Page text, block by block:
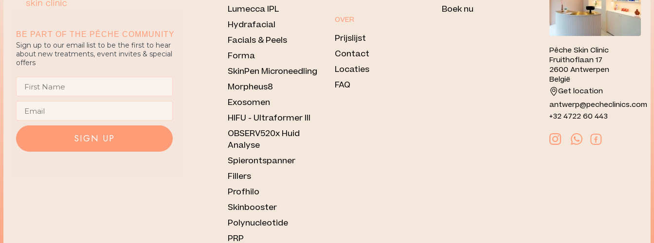
BE PART OF THE PÊCHE COMMUNITY
Sign up to our email list to be the first to hear
about new treatments, event invites & special
offers
First Name
Email
SIGN UP
Lumecca IPL
Hydrafacial
Facials & Peels
Forma
SkinPen Microneedling
Morpheus8
Exosomen
HIFU - Ultraformer III
OBSERV520x Huid
Analyse
Spierontspanner
Fillers
Profhilo
Skinbooster
Polynucleotide
PRP
OVER
Prijslijst
Contact
Locaties
FAQ
Boek nu
Pêche Skin Clinic
Fruithoflaan 17
2600 Antwerpen
België
Get location
antwerp@pecheclinics.com
+32 4722 60 443